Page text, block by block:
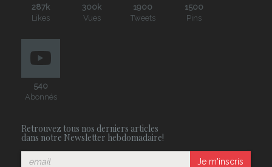
287k
Likes
300k
Vues
1900
Tweets
1500
Pins
540
Abonnés
Retrouvez tous nos derniers articles
dans notre Newsletter hebdomadaire!
Je m'inscris